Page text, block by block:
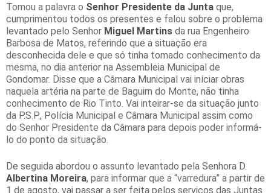
Tomou a palavra o Senhor Presidente da Junta que,
cumprimentou todos os presentes e falou sobre o problema
levantado pelo Senhor Miguel Martins da rua Engenheiro
Barbosa de Matos, referindo que a situação era
desconhecida dele e que só tinha tomado conhecimento da
mesma, no dia anterior na Assembleia Municipal de
Gondomar. Disse que a Câmara Municipal vai iníciar obras
naquela artéria na parte de Baguim do Monte, não tinha
conhecimento de Rio Tinto. Vai inteirar-se da situação junto
da P.S.P., Polícia Municipal e Câmara Municipal assim como
do Senhor Presidente da Câmara para depois poder informá-
lo do ponto da situação.
De seguida abordou o assunto levantado pela Senhora D.
Albertina Moreira, para informar que a “varredura” a partir de
1 de agosto, vai passar a ser feita pelos serviços das Juntas